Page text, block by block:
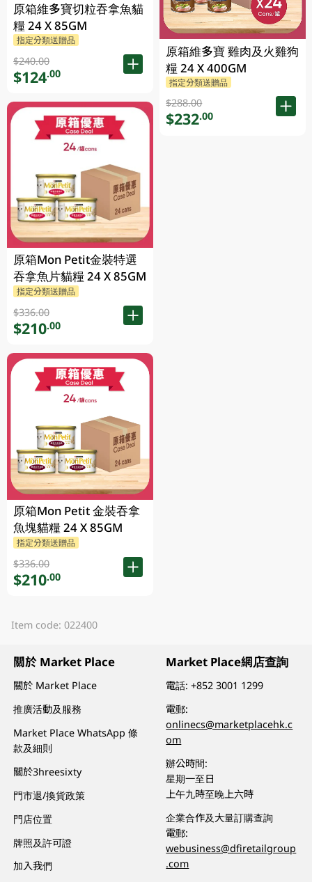
原箱維多寶切粒吞拿魚貓
糧 24 X 85GM
指定分類送贈品
$240.00
$124.00
原箱Mon Petit金裝特選
吞拿魚片貓糧 24 X 85GM
指定分類送贈品
$336.00
$210.00
原箱Mon Petit 金裝吞拿
魚塊貓糧 24 X 85GM
指定分類送贈品
$336.00
$210.00
原箱維多寶 雞肉及火雞狗
糧 24 X 400GM
指定分類送贈品
$288.00
$232.00
Item code: 022400
關於 Market Place
關於 Market Place
推廣活動及服務
Market Place WhatsApp 條
款及細則
關於3hreesixty
門市退/換貨政策
門店位置
牌照及許可證
加入我們
Market Place網店查詢
電話:+852 3001 1299
電郵:
onlinecs@marketplacehk.c
om
辦公時間:
星期一至日
上午九時至晚上六時
企業合作及大量訂購查詢
電郵:
webusiness@dfiretailgroup
.com